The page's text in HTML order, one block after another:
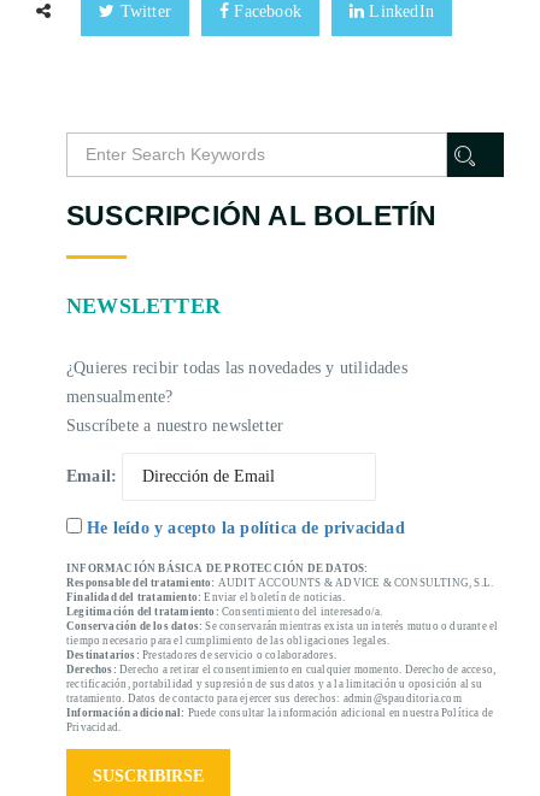
Twitter Facebook LinkedIn
SUSCRIPCIÓN AL BOLETÍN
NEWSLETTER
¿Quieres recibir todas las novedades y utilidades
mensualmente?
Suscríbete a nuestro newsletter
Email:
He leído y acepto la política de privacidad
INFORMACIÓN BÁSICA DE PROTECCIÓN DE DATOS:
Responsable del tratamiento: AUDIT ACCOUNTS & ADVICE & CONSULTING, S.L.
Finalidad del tratamiento: Enviar el boletín de noticias.
Legitimación del tratamiento: Consentimiento del interesado/a.
Conservación de los datos: Se conservarán mientras exista un interés mutuo o durante el
tiempo necesario para el cumplimiento de las obligaciones legales.
Destinatarios: Prestadores de servicio o colaboradores.
Derechos: Derecho a retirar el consentimiento en cualquier momento. Derecho de acceso,
rectificación, portabilidad y supresión de sus datos y a la limitación u oposición al su
tratamiento. Datos de contacto para ejercer sus derechos: admin@spauditoria.com
Información adicional: Puede consultar la información adicional en nuestra Política de
Privacidad.